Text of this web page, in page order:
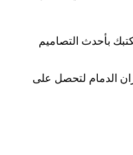
بأحدث التصاميم
الدمام لتحصل على